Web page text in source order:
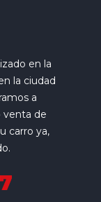
en la
la ciudad
a
venta de
carro ya,